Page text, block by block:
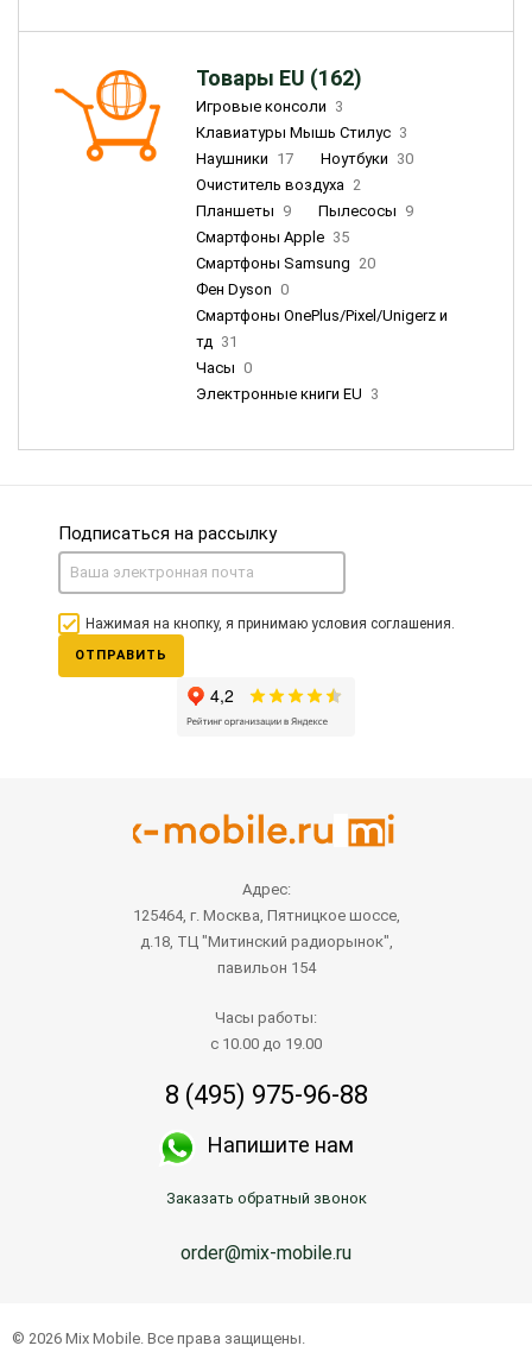
Товары EU (162)
Игровые консоли 3
Клавиатуры Мышь Стилус 3
Наушники 17 Ноутбуки 30
Очиститель воздуха 2
Планшеты 9 Пылесосы 9
Смартфоны Apple 35
Смартфоны Samsung 20
Фен Dyson 0
Смартфоны OnePlus/Pixel/Unigerz и
тд 31
Часы 0
Электронные книги EU 3
Подписаться на рассылку
Нажимая на кнопку, я принимаю условия соглашения.
ОТПРАВИТЬ
Адрес:
125464, г. Москва, Пятницкое шоссе,
д.18, ТЦ "Митинский радиорынок",
павильон 154
Часы работы:
с 10.00 до 19.00
8 (495) 975-96-88
Напишите нам
Заказать обратный звонок
order@mix-mobile.ru
© 2026 Mix Mobile. Все права защищены.